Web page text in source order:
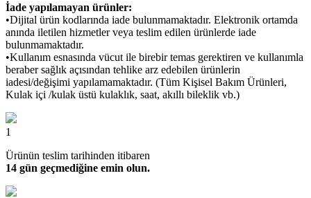
İade yapılamayan ürünler:
•Dijital ürün kodlarında iade bulunmamaktadır. Elektronik ortamda
anında iletilen hizmetler veya teslim edilen ürünlerde iade
bulunmamaktadır.
•Kullanım esnasında vücut ile birebir temas gerektiren ve kullanımla
beraber sağlık açısından tehlike arz edebilen ürünlerin
iadesi/değişimi yapılamamaktadır. (Tüm Kişisel Bakım Ürünleri,
Kulak içi /kulak üstü kulaklık, saat, akıllı bileklik vb.)
1
Ürünün teslim tarihinden itibaren
14 gün geçmediğine emin olun.